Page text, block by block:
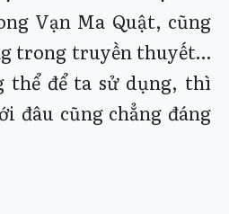
Vạn Ma Quật, cũng
trong truyền thuyết…
thể để ta sử dụng, thì
đâu cũng chẳng đáng